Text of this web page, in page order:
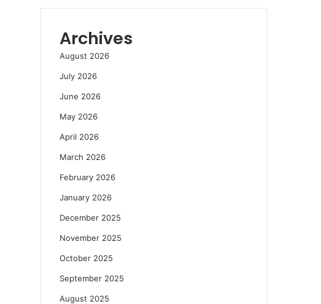
Archives
August 2026
July 2026
June 2026
May 2026
April 2026
March 2026
February 2026
January 2026
December 2025
November 2025
October 2025
September 2025
August 2025